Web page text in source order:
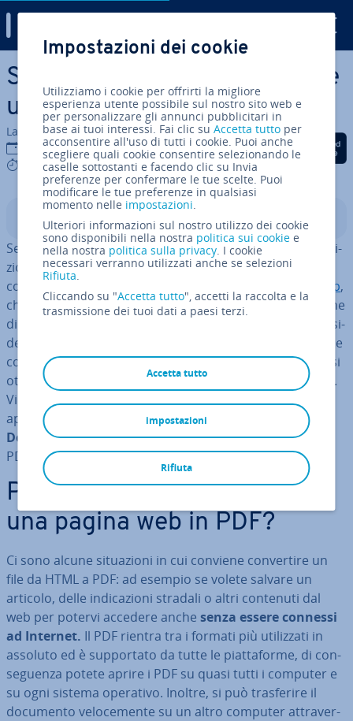
Vai al contenuto prin­ci­pa­le
Strumenti gratuiti per salvare
una pagina web in PDF
La redazione di IONOS
12 dic 2016
6 mins
Condividi via Facebook
Condividi via Twitter
Condividi via
Indice
Se volete salvare una pagina web in PDF, avete a di­spo­si­
zio­ne diverse ap­pli­ca­zio­ni gratuite, come programmi e
com­po­nen­ti ag­giun­ti­vi per i browser, ma anche
web app,
che con­ver­to­no di­ret­ta­men­te dal browser singole pagine
di un sito in un PDF. I risultati però lasciano un po’ a de­si­
de­ra­re perché, ad esempio, non vengono salvate tutte le
com­po­nen­ti di una pagina, la for­mat­ta­zio­ne è errata o si
ottiene una qualità delle immagini inferiore all’originale.
Vi pre­sen­tia­mo in questo articolo alcune delle migliori
ap­pli­ca­zio­ni per con­ver­ti­re le pagine web nel
Portable
Document Format(co­no­sciu­to con l’ab­bre­via­zio­ne di
PDF).
Perché si dovrebbe salvare
una pagina web in PDF?
Ci sono alcune si­tua­zio­ni in cui conviene con­ver­ti­re un
file da HTML a PDF: ad esempio se volete salvare un
articolo, delle in­di­ca­zio­ni stradali o altri contenuti dal
web per potervi accedere anche senza essere connessi
ad Internet. Il PDF rientra tra i formati più uti­liz­za­ti in
assoluto ed è sup­por­ta­to da tutte le piat­ta­for­me, di con­
se­guen­za potete aprire i PDF su quasi tutti i computer e
su ogni sistema operativo. Inoltre, si può tra­sfe­ri­re il
documento ve­lo­ce­men­te su un altro computer at­tra­ver­
Impostazioni dei cookie
Utilizziamo i cookie per offrirti la migliore
esperienza utente possibile sul nostro sito web e
per personalizzare gli annunci pubblicitari in
base ai tuoi interessi. Fai clic suAccetta tutto per
acconsentire all'uso di tutti i cookie. Puoi anche
scegliere quali cookie consentire selezionando le
caselle sottostanti e facendo clic su Invia
preferenze per confermare le tue scelte. Puoi
modificare le tue preferenze in qualsiasi
momento nelle impostazioni.
Ulteriori informazioni sul nostro utilizzo dei cookie
sono disponibili nella nostra politica sui cookie e
nella nostra politica sulla privacy. I cookie
necessari verranno utilizzati anche se selezioni
Rifiuta.
Cliccando su "Accetta tutto", accetti la raccolta e la
trasmissione dei tuoi dati a paesi terzi.
Accetta tutto
Rifiuta
impostazioni